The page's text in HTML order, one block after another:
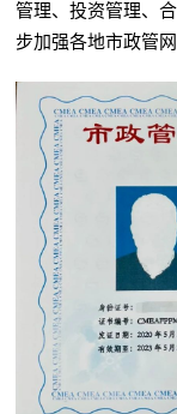
管理、投资管理、
步加强各地市政管